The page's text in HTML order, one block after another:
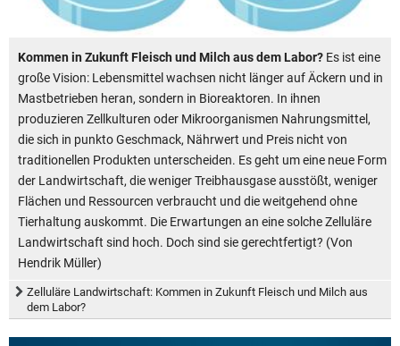
Kommen in Zukunft Fleisch und Milch aus dem Labor? Es ist eine
große Vision: Lebensmittel wachsen nicht länger auf Äckern und in
Mastbetrieben heran, sondern in Bioreaktoren. In ihnen
produzieren Zellkulturen oder Mikroorganismen Nahrungsmittel,
die sich in punkto Geschmack, Nährwert und Preis nicht von
traditionellen Produkten unterscheiden. Es geht um eine neue Form
der Landwirtschaft, die weniger Treibhausgase ausstößt, weniger
Flächen und Ressourcen verbraucht und die weitgehend ohne
Tierhaltung auskommt. Die Erwartungen an eine solche Zelluläre
Landwirtschaft sind hoch. Doch sind sie gerechtfertigt? (Von
Hendrik Müller)
Zelluläre Landwirtschaft: Kommen in Zukunft Fleisch und Milch aus
dem Labor?